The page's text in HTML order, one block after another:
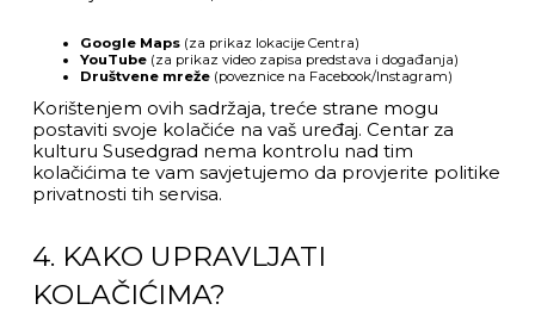
Google Maps (za prikaz lokacije Centra)
YouTube (za prikaz video zapisa predstava i događanja)
Društvene mreže (poveznice na Facebook/Instagram)
Korištenjem ovih sadržaja, treće strane mogu
postaviti svoje kolačiće na vaš uređaj. Centar za
kulturu Susedgrad nema kontrolu nad tim
kolačićima te vam savjetujemo da provjerite politike
privatnosti tih servisa.
4. KAKO UPRAVLJATI
KOLAČIĆIMA?